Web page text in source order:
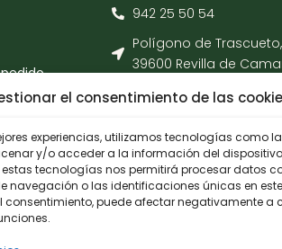
el consentimiento de las
experiencias, utilizamos tecnologías como
y/o acceder a la información del
tecnologías nos permitirá procesar datos
navegación o las identificaciones únicas en este
consentimiento, puede afectar negativamente a
942 25 50 54
Polígono de
39600 Revilla de
info@fernando-